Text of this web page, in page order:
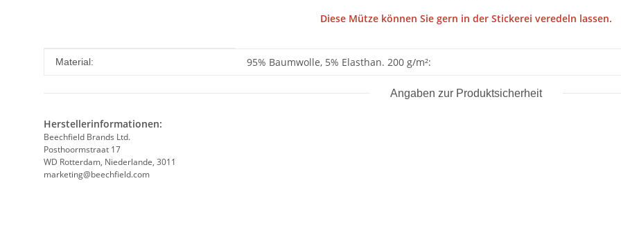
Diese Mütze können Sie gern in der Stickerei veredeln lassen.
Produkteigenschaft
Wert
Material: 95% Baumwolle, 5% Elasthan. 200 g/m²:
Angaben zur Produktsicherheit
Herstellerinformationen:
Beechfield Brands Ltd.
Posthoormstraat 17
WD Rotterdam, Niederlande, 3011
marketing@beechfield.com